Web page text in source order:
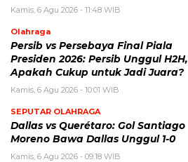
Kamis, 6 Agu 2026 - 11:48 WIB
Olahraga
Persib vs Persebaya Final Piala
Presiden 2026: Persib Unggul H2H,
Apakah Cukup untuk Jadi Juara?
Kamis, 6 Agu 2026 - 10:01 WIB
SEPUTAR OLAHRAGA
Dallas vs Querétaro: Gol Santiago
Moreno Bawa Dallas Unggul 1-0
Kamis, 6 Agu 2026 - 09:18 WIB